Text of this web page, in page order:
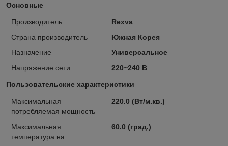
Основные
Производитель
Rexva
Страна производитель
Южная Корея
Назначение
Универсальное
Напряжение сети
220~240 В
Пользовательские характеристики
Максимальная
потребляемая мощность
220.0 (Вт/м.кв.)
Максимальная
температура на
60.0 (град.)